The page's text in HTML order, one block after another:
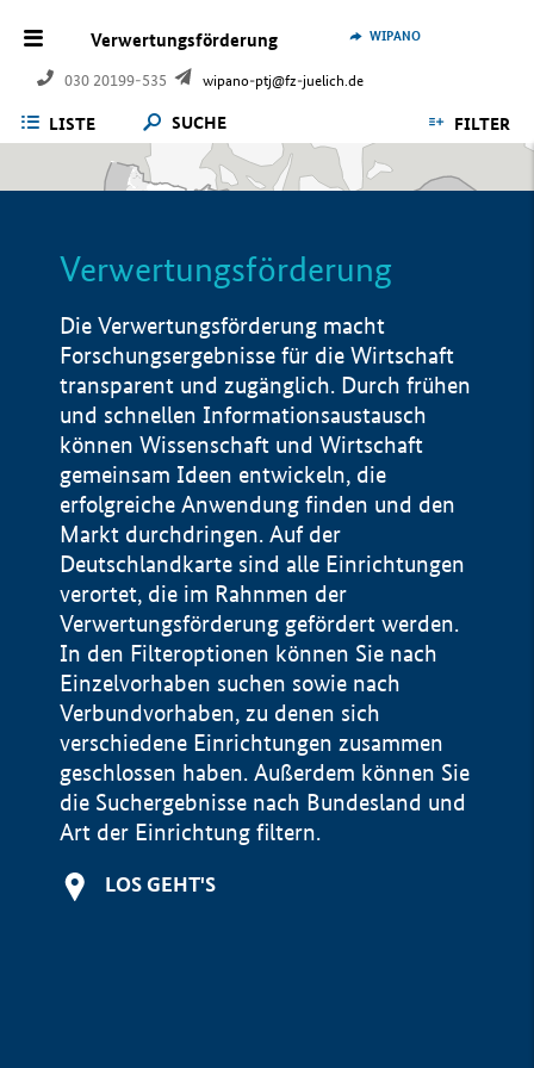
Verwertungsförderung
030 20199-535 wipano-ptj@fz-juelich.de
WIPANO
LISTE SUCHE FILTER
Verwertungsförderung
Die Verwertungsförderung macht
Forschungsergebnisse für die Wirtschaft
transparent und zugänglich. Durch frühen
und schnellen Informationsaustausch
können Wissenschaft und Wirtschaft
gemeinsam Ideen entwickeln, die
erfolgreiche Anwendung finden und den
Markt durchdringen. Auf der
Deutschlandkarte sind alle Einrichtungen
verortet, die im Rahnmen der
Verwertungsförderung gefördert werden.
In den Filteroptionen können Sie nach
Einzelvorhaben suchen sowie nach
Verbundvorhaben, zu denen sich
verschiedene Einrichtungen zusammen
geschlossen haben. Außerdem können Sie
die Suchergebnisse nach Bundesland und
Art der Einrichtung filtern.
LOS GEHT'S